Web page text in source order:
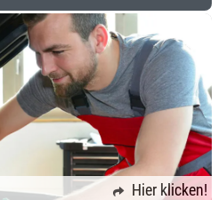
Hier klicken!